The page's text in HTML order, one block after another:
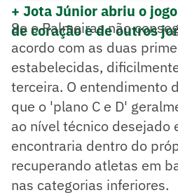
+ Jota Júnior abriu o
de coração e de outros
Se o Palmeiras não
acordo com as duas
estabelecidas,
terceira. O entendimento
que o 'plano C e D'
ao nível técnico desejado
encontraria dentro do
recuperando atletas em
nas categorias inferiores.